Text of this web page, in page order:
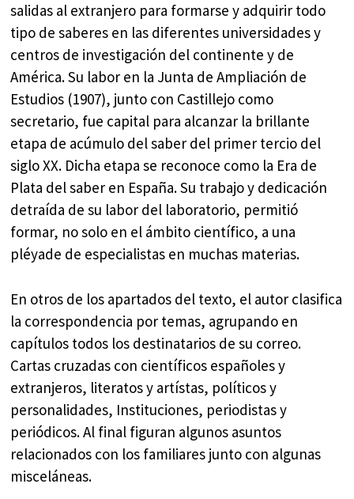
salidas al extranjero para formarse y adquirir todo
tipo de saberes en las diferentes universidades y
centros de investigación del continente y de
América. Su labor en la Junta de Ampliación de
Estudios (1907), junto con Castillejo como
secretario, fue capital para alcanzar la brillante
etapa de acúmulo del saber del primer tercio del
siglo XX. Dicha etapa se reconoce como la Era de
Plata del saber en España. Su trabajo y dedicación
detraída de su labor del laboratorio, permitió
formar, no solo en el ámbito científico, a una
pléyade de especialistas en muchas materias.
En otros de los apartados del texto, el autor clasifica
la correspondencia por temas, agrupando en
capítulos todos los destinatarios de su correo.
Cartas cruzadas con científicos españoles y
extranjeros, literatos y artístas, políticos y
personalidades, Instituciones, periodistas y
periódicos. Al final figuran algunos asuntos
relacionados con los familiares junto con algunas
misceláneas.